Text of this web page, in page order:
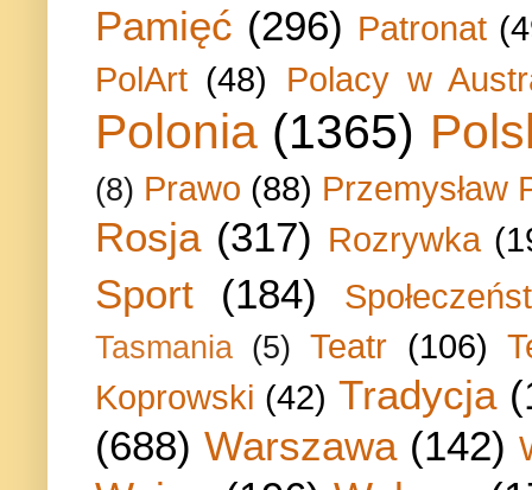
Pamięć (296) Patronat
PolArt (48) Polacy w
Polonia (1365)
(8) Prawo (88) Przemysław
Rosja (317) Rozrywka
Sport (184)
Tasmania (5) Teatr (106)
Koprowski (42) Tradycja
(688) Warszawa (142)